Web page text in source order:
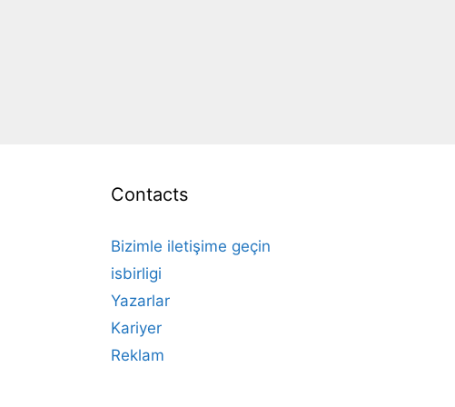
Contacts
Bizimle iletişime geçin
isbirligi
Yazarlar
Kariyer
Reklam